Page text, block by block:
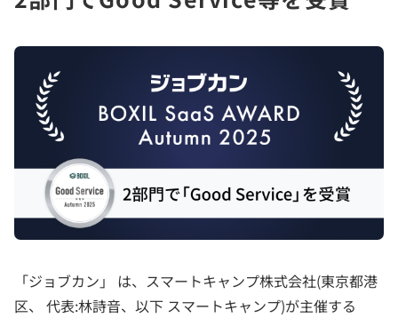
「ジョブカン」 は、スマートキャンプ株式会社(東京都港
区、 代表:林詩音、以下 スマートキャンプ)が主催する